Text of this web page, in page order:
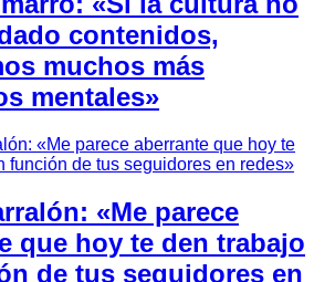
contenidos,
muchos más
mentales»
«Me parece
que hoy te den trabajo
de tus seguidores en